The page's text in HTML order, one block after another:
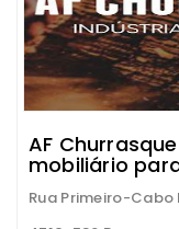
AF
mobiliário
Rua Primeiro-